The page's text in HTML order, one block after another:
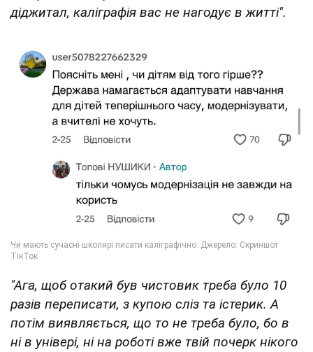
діджитал, каліграфія вас не нагодує в житті".
"Ага, щоб отакий був чистовик треба було 10
разів переписати, з купою сліз та істерик. А
потім виявляється, що то не треба було, бо в
ні в універі, ні на роботі вже твій почерк нікого